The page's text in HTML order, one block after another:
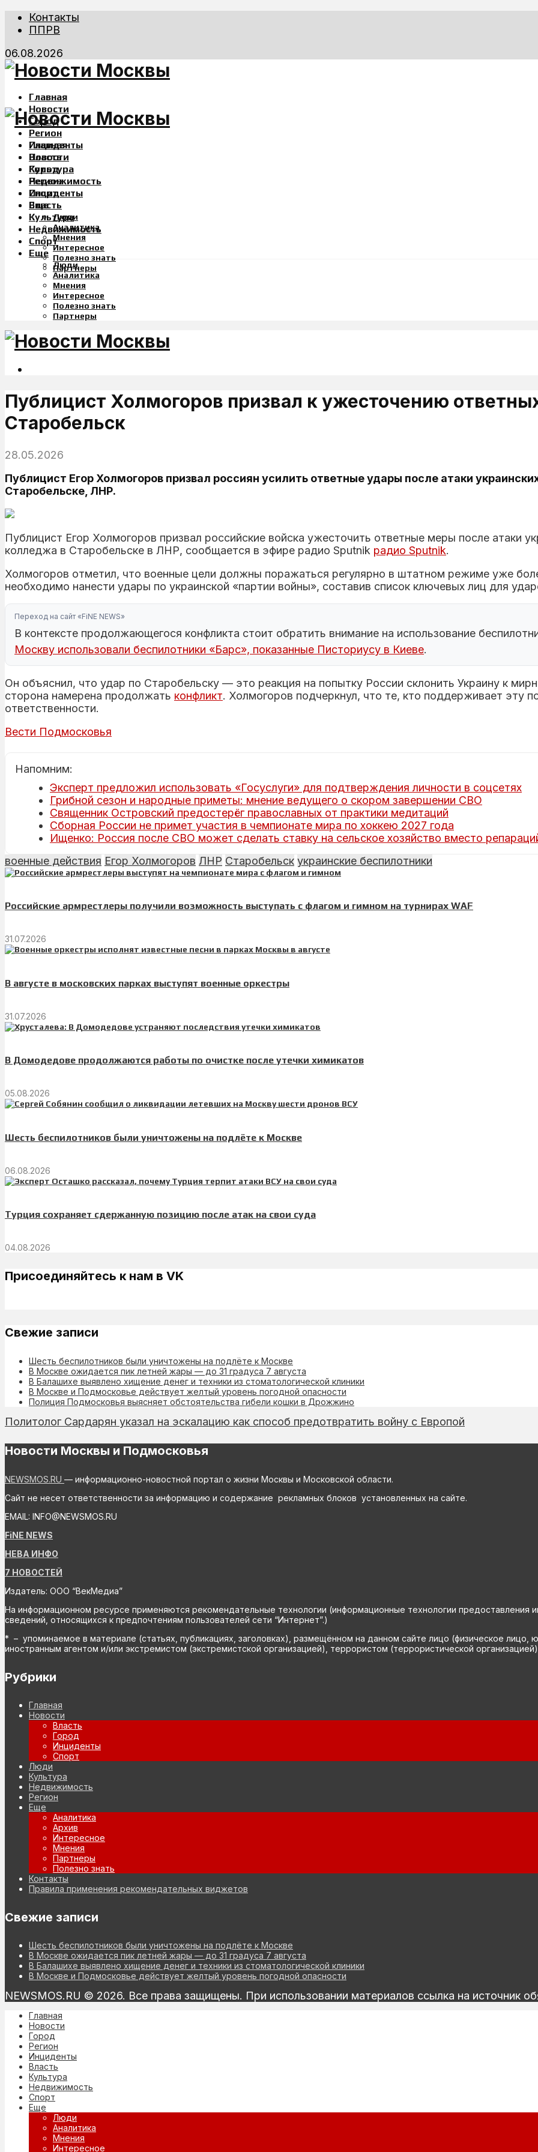
Контакты
ППРВ
06.08.2026
Главная
Новости
Город
Регион
Инциденты
Власть
Культура
Недвижимость
Спорт
Еще
Люди
Аналитика
Мнения
Интересное
Полезно знать
Партнеры
Главная
Новости
Город
Регион
Инциденты
Власть
Культура
Недвижимость
Спорт
Еще
Люди
Аналитика
Мнения
Интересное
Полезно знать
Партнеры
Публицист Холмогоров призвал к ужесточению
Старобельск
28.05.2026
Публицист Егор Холмогоров призвал россиян усилить ответные удары после атаки
Старобельске, ЛНР.
Публицист Егор Холмогоров призвал российские войска ужесточить ответные меры после атаки
колледжа в Старобельске в ЛНР, сообщается в эфире радио Sputnik радио Sputnik.
Холмогоров отметил, что военные цели должны поражаться регулярно в штатном режиме уже
необходимо нанести удары по украинской «партии войны», составив список ключевых лиц для
Переход на сайт «FiNE NEWS»
В контексте продолжающегося конфликта стоит обратить внимание на использование
Москву использовали беспилотники «Барс», показанные Писториусу в Киеве.
Он объяснил, что удар по Старобельску — это реакция на попытку России склонить Украину к
сторона намерена продолжать конфликт. Холмогоров подчеркнул, что те, кто поддерживает эту
ответственности.
Вести Подмосковья
Напомним:
Эксперт предложил использовать «Госуслуги» для подтверждения личности в соцсетях
Грибной сезон и народные приметы: мнение ведущего о скором завершении СВО
Священник Островский предостерёг православных от практики медитаций
Сборная России не примет участия в чемпионате мира по хоккею 2027 года
Ищенко: Россия после СВО может сделать ставку на сельское хозяйство вместо
военные действия Егор Холмогоров ЛНР Старобельск украинские беспилотники
Российские армрестлеры получили возможность выступать с флагом и гимном на турнирах WAF
31.07.2026
В августе в московских парках выступят военные оркестры
31.07.2026
В Домодедове продолжаются работы по очистке после утечки химикатов
05.08.2026
Шесть беспилотников были уничтожены на подлёте к Москве
06.08.2026
Турция сохраняет сдержанную позицию после атак на свои суда
04.08.2026
Присоединяйтесь к нам в VK
Свежие записи
Шесть беспилотников были уничтожены на подлёте к Москве
В Москве ожидается пик летней жары — до 31 градуса 7 августа
В Балашихе выявлено хищение денег и техники из стоматологической клиники
В Москве и Подмосковье действует желтый уровень погодной опасности
Полиция Подмосковья выясняет обстоятельства гибели кошки в Дрожжино
Политолог Сардарян указал на эскалацию как способ предотвратить войну с Европой
Новости Москвы и Подмосковья
NEWSMOS.RU — информационно-новостной портал о жизни Москвы и Московской области.
Сайт не несет ответственности за информацию и содержание рекламных блоков установленных на сайте.
EMAIL: INFO@NEWSMOS.RU
FiNE NEWS
НЕВА ИНФО
7 НОВОСТЕЙ
Издатель: ООО “ВекМедиа”
На информационном ресурсе применяются рекомендательные технологии (информационные технологии предоставления
сведений, относящихся к предпочтениям пользователей сети “Интернет”.)
* – упоминаемое в материале (статьях, публикациях, заголовках), размещённом на данном сайте лицо (физическое лицо,
иностранным агентом и/или экстремистом (экстремистской организацией), террористом (террористической
Рубрики
Главная
Новости
Власть
Город
Инциденты
Спорт
Люди
Культура
Недвижимость
Регион
Еще
Аналитика
Архив
Интересное
Мнения
Партнеры
Полезно знать
Контакты
Правила применения рекомендательных виджетов
Свежие записи
Шесть беспилотников были уничтожены на подлёте к Москве
В Москве ожидается пик летней жары — до 31 градуса 7 августа
В Балашихе выявлено хищение денег и техники из стоматологической клиники
В Москве и Подмосковье действует желтый уровень погодной опасности
NEWSMOS.RU © 2026. Все права защищены. При использовании материалов ссылка на источник
Главная
Новости
Город
Регион
Инциденты
Власть
Культура
Недвижимость
Спорт
Еще
Люди
Аналитика
Мнения
Интересное